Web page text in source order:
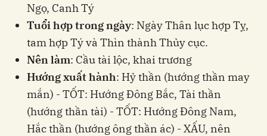
Ngọ, Canh Tý
Tuổi hợp trong ngày: Ngày Thân lục hợp Tỵ,
tam hợp Tý và Thìn thành Thủy cục.
Nên làm: Cầu tài lộc, khai trương
Hướng xuất hành: Hỷ thần (hướng thần may
mắn) - TỐT: Hướng Đông Bắc, Tài thần
(hướng thần tài) - TỐT: Hướng Đông Nam,
Hắc thần (hướng ông thần ác) - XẤU, nên